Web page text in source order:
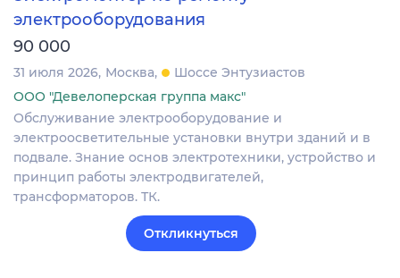
электрооборудования
90 000
31 июля 2026 Москва
Шоссе Энтузиастов
ООО "Девелоперская группа макс"
Обслуживание электрооборудование и
электроосветительные установки внутри зданий и в
подвале. Знание основ электротехники, устройство и
принцип работы электродвигателей,
трансформаторов. ТК.
Откликнуться